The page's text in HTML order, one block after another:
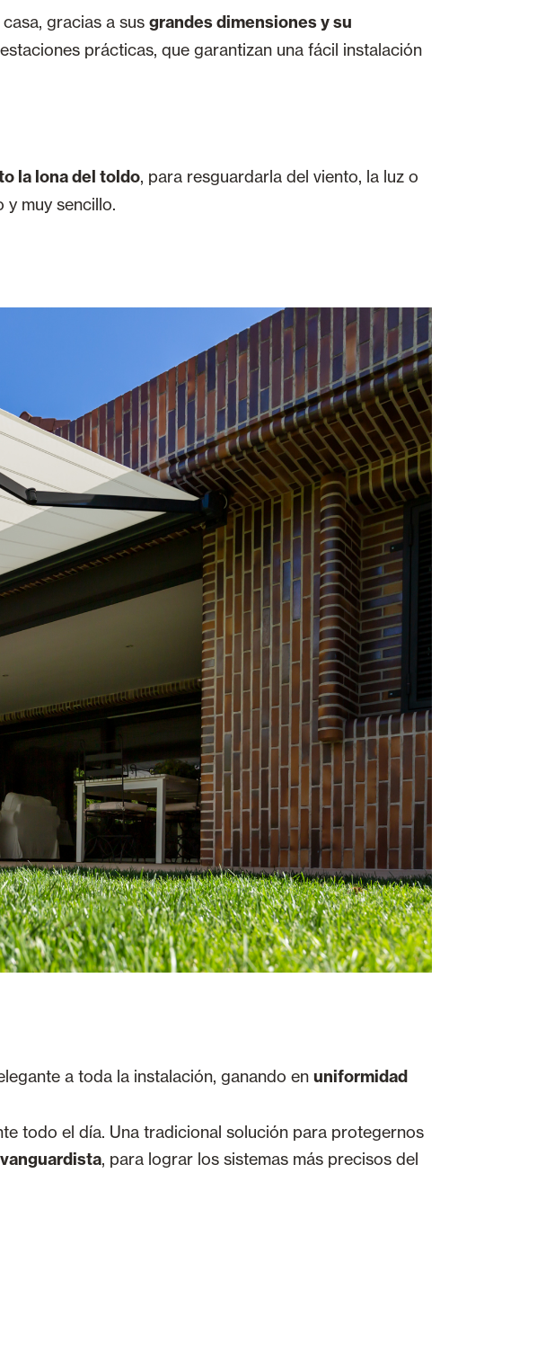
gracias a sus grandes dimensiones y su
prácticas, que garantizan una fácil instalación
la lona del toldo, para resguardarla del viento, la luz o
y muy sencillo.
a toda la instalación, ganando en uniformidad
todo el día. Una tradicional solución para protegernos
, para lograr los sistemas más precisos del